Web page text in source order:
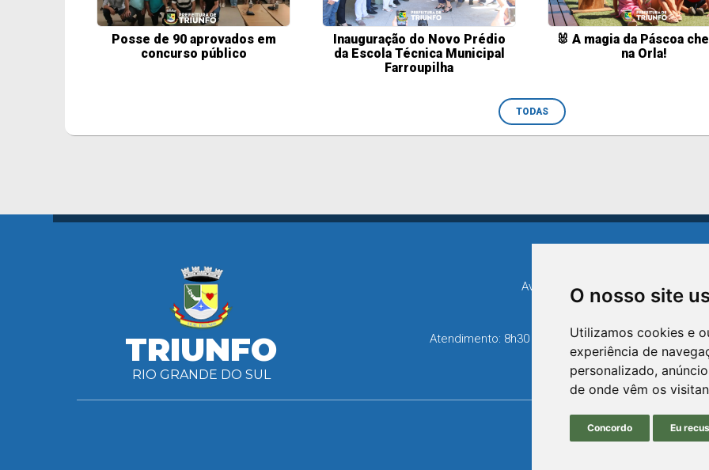
O nosso site
Utilizamos cookies e
experiência de
personalizado,
de onde vêm os
Concordo Eu
Posse de 90 aprovados em
concurso público
Inauguração do Novo Prédio
da Escola Técnica Municipal
Farroupilha
🐰 A magia da Páscoa
na Orla!
TODAS
TRIUNFO
RIO GRANDE DO SUL
Avenida XV de Novembro, 15
Bairro Centro - Triunfo/RS
Atendimento: 8h30 até 12h e 13h30 até 16h36